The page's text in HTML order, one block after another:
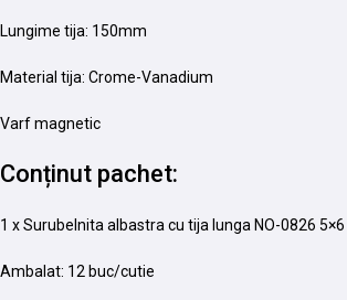
Lungime tija: 150mm
Material tija: Crome-Vanadium
Varf magnetic
Conținut pachet:
1 x Surubelnita albastra cu tija lunga NO-0826
Ambalat: 12 buc/cutie